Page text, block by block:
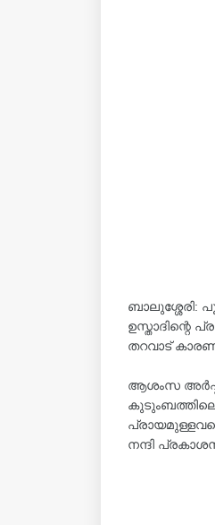
ബാലുശ്ശേരി:
ഉസ്താദിന്റെ
തറവാട്
ആശംസ
കുടുംബത്തിലെ
നന്ദി